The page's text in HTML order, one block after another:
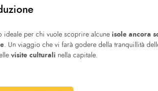
ideale per chi vuole scoprire alcune isole ancora
. Un viaggio che vi farà godere della tranquillità
visite culturali nella capitale.